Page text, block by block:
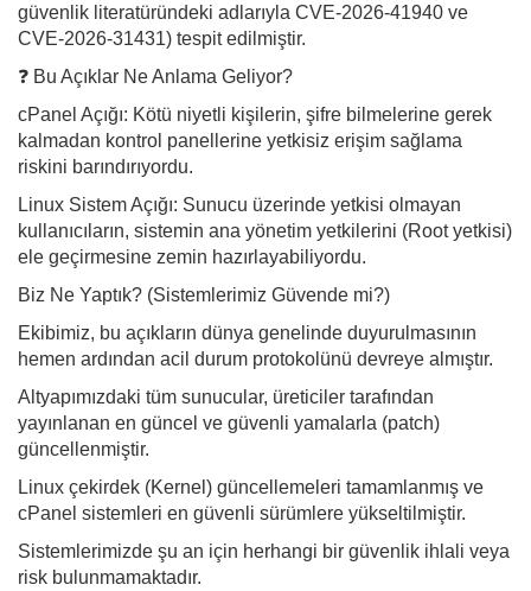
güvenlik literatüründeki adlarıyla CVE-2026-41940 ve
CVE-2026-31431) tespit edilmiştir.
❓ Bu Açıklar Ne Anlama Geliyor?
cPanel Açığı: Kötü niyetli kişilerin, şifre bilmelerine gerek
kalmadan kontrol panellerine yetkisiz erişim sağlama
riskini barındırıyordu.
Linux Sistem Açığı: Sunucu üzerinde yetkisi olmayan
kullanıcıların, sistemin ana yönetim yetkilerini (Root yetkisi)
ele geçirmesine zemin hazırlayabiliyordu.
Biz Ne Yaptık? (Sistemlerimiz Güvende mi?)
Ekibimiz, bu açıkların dünya genelinde duyurulmasının
hemen ardından acil durum protokolünü devreye almıştır.
Altyapımızdaki tüm sunucular, üreticiler tarafından
yayınlanan en güncel ve güvenli yamalarla (patch)
güncellenmiştir.
Linux çekirdek (Kernel) güncellemeleri tamamlanmış ve
cPanel sistemleri en güvenli sürümlere yükseltilmiştir.
Sistemlerimizde şu an için herhangi bir güvenlik ihlali veya
risk bulunmamaktadır.